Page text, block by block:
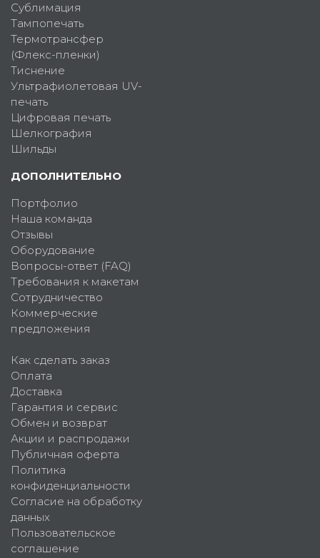
Сублимация
Тампопечать
Термотрансфер
(Флекс-пленки)
Тиснение
Ультрафиолетовая UV-
печать
Цифровая печать
Шелкография
Шильды
ДОПОЛНИТЕЛЬНО
Портфолио
Наша команда
Отзывы
Оборудование
Вопросы-ответ (FAQ)
Требования к макетам
Сотрудничество
Коммерческие
предложения
Как сделать заказ
Оплата
Доставка
Гарантия и сервис
Обмен и возврат
Акции и распродажи
Публичная оферта
Политика
конфиденциальности
Согласие на обработку
данных
Пользовательское
соглашение